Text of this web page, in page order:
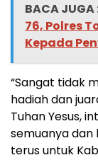
BACA JUGA
76, Polres
Kepada
“Sangat tidak
hadiah dan
Tuhan Yesus,
semuanya dan
terus untuk